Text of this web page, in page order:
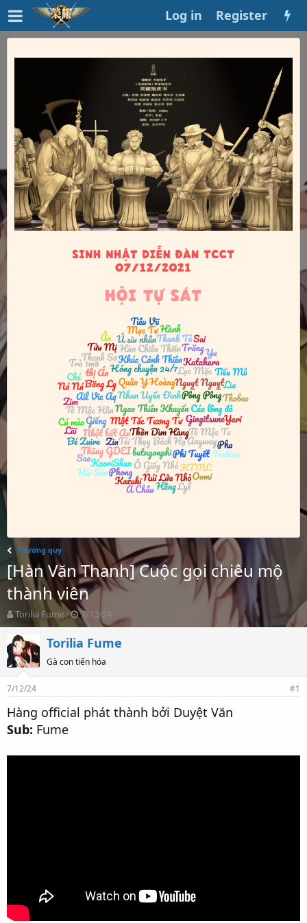
Log in Register
Thường quy
[Hàn Văn Thanh] Cuộc gọi chiêu mộ
thành viên
T
h
r
e
a
d
s
a
r
t
Torilia Fume
S
t
a
r
t
d
e
7/12/24
Torilia Fume
Gà con tiến hóa
7/12/24 #1
Hàng official phát thành bởi Duyệt Văn
Sub: Fume